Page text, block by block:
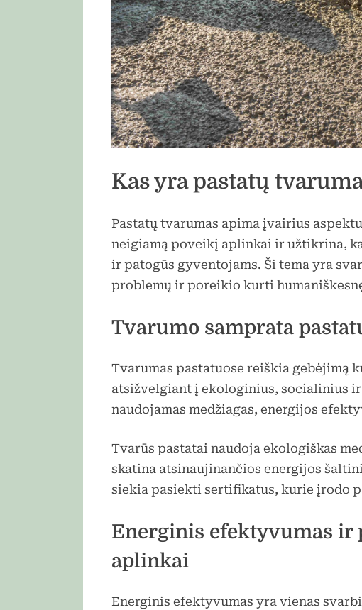
Kas yra pastatų
Pastatų tvarumas apima įvairius
neigiamą poveikį aplinkai ir užtikrina,
ir patogūs gyventojams. Ši tema yra
problemų ir poreikio kurti
Tvarumo samprata
Tvarumas pastatuose reiškia gebėjimą
atsižvelgiant į ekologinius, socialinius
naudojamas medžiagas, energijos
Tvarūs pastatai naudoja ekologiškas
skatina atsinaujinančios energijos
siekia pasiekti sertifikatus, kurie įrodo
Energinis efektyvumas ir
aplinkai
Energinis efektyvumas yra vienas